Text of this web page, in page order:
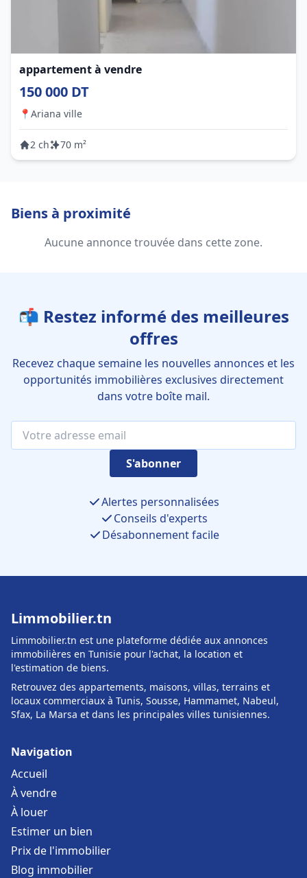
appartement à vendre
150 000 DT
📍 Ariana ville
2 ch 70 m²
Biens à proximité
Aucune annonce trouvée dans cette zone.
📬 Restez informé des meilleures
offres
Recevez chaque semaine les nouvelles annonces et les
opportunités immobilières exclusives directement
dans votre boîte mail.
S'abonner
Alertes personnalisées
Conseils d'experts
Désabonnement facile
Limmobilier.tn
Limmobilier.tn est une plateforme dédiée aux annonces
immobilières en Tunisie pour l'achat, la location et
l'estimation de biens.
Retrouvez des appartements, maisons, villas, terrains et
locaux commerciaux à Tunis, Sousse, Hammamet, Nabeul,
Sfax, La Marsa et dans les principales villes tunisiennes.
Navigation
Accueil
À vendre
À louer
Estimer un bien
Prix de l'immobilier
Blog immobilier